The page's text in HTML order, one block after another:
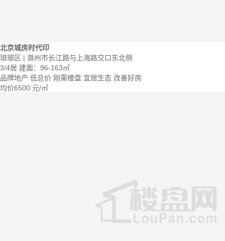
北京城房时代印
琅琊区 | 滁州市长江路与上海路交口东北侧
3/4居 建面：96-163㎡
品牌地产 低总价 刚需楼盘 宜居生态 改善好房
均价6500 元/㎡